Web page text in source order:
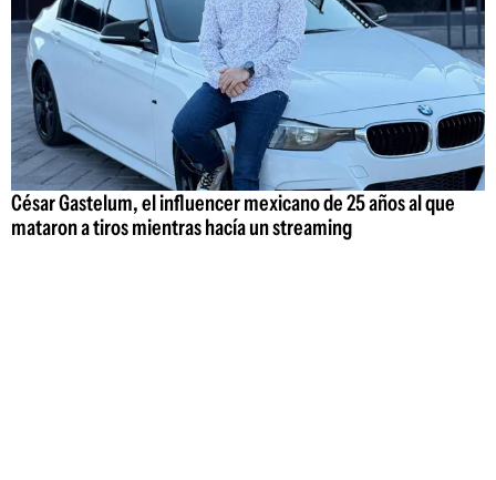
César Gastelum, el influencer mexicano de 25 años al que
mataron a tiros mientras hacía un streaming